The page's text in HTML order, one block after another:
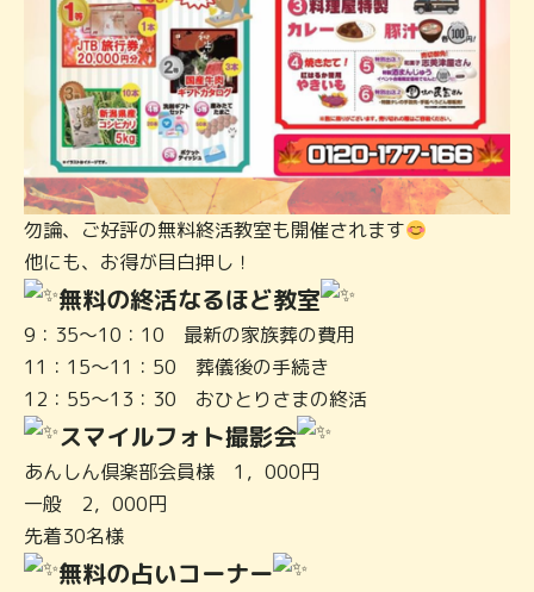
勿論、ご好評の無料終活教室も開催されます
他にも、お得が目白押し！
無料の終活なるほど教室
9：35～10：10 最新の家族葬の費用
11：15～11：50 葬儀後の手続き
12：55～13：30 おひとりさまの終活
スマイルフォト撮影会
あんしん倶楽部会員様 1，000円
一般 2，000円
先着30名様
無料の占いコーナー